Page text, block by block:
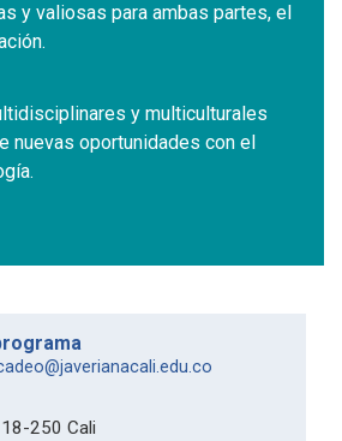
y valiosas para ambas partes, el
y multiculturales
nuevas oportunidades con el
250 Cali